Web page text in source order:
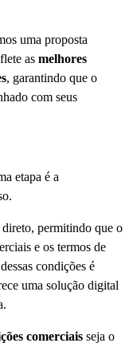
uma proposta
as melhores
, garantindo que o
com seus
etapa é a
direto, permitindo que o
e os termos de
condições é
uma solução digital
comerciais seja o